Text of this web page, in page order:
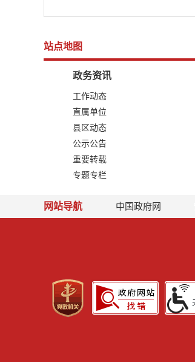
站点地图
政务资讯
工作动态
直属单位
县区动态
公示公告
重要转载
专题专栏
网站导航 中国政府网